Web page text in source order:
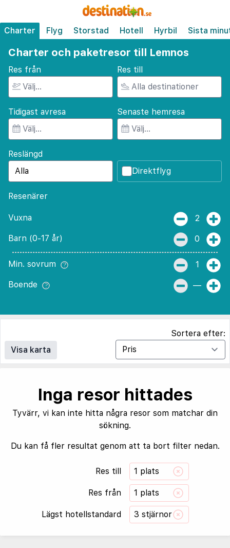
Charter Flyg Storstad Hotell Hyrbil Sista
Charter och paketresor till Lemnos
Res från Res till
Tidigast avresa Senaste hemresa
Reslängd
Direktflyg
Resenärer
Vuxna 2
Barn (0-17 år) 0
Min. sovrum 1
Boende —
Visa karta
Sortera efter:
Inga resor hittades
Tyvärr, vi kan inte hitta några resor som matchar din
sökning.
Du kan få fler resultat genom att ta bort filter nedan.
Res till 1 plats
Res från 1 plats
Lägst hotellstandard 3 stjärnor